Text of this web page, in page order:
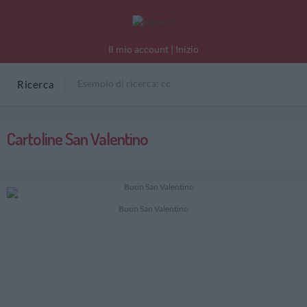
Il mio account | Inizio
Ricerca
Cartoline San Valentino
Buon San Valentino